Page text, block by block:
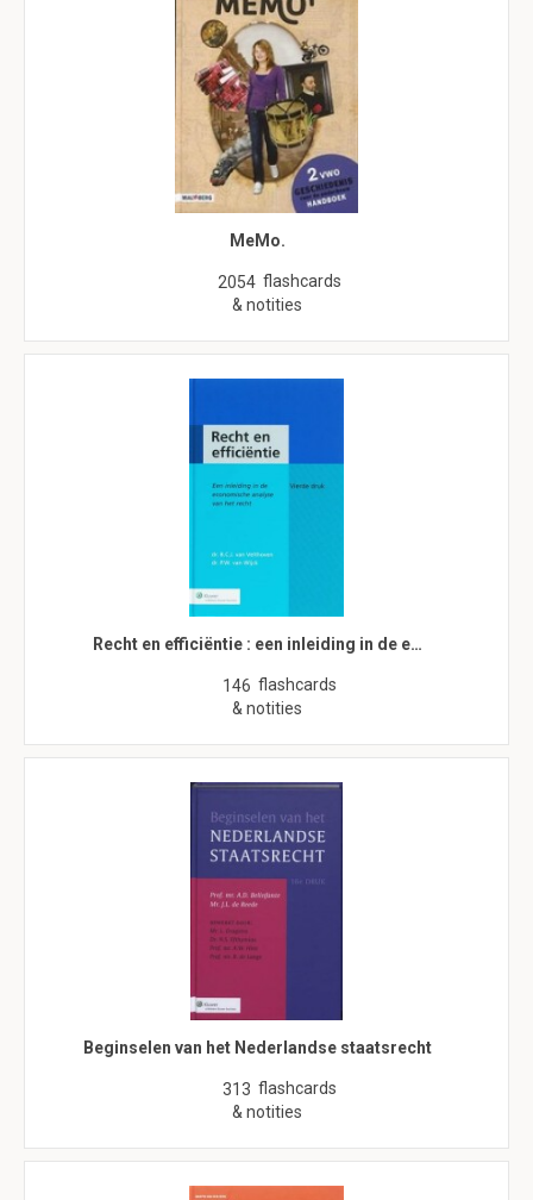
MeMo.
2054 flashcards
& notities
Recht en efficiëntie : een inleiding in de e…
146 flashcards
& notities
Beginselen van het Nederlandse staatsrecht
313 flashcards
& notities